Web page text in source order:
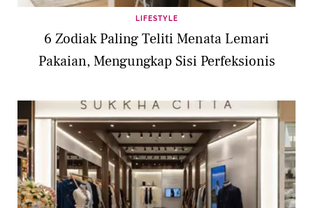
LIFESTYLE
6 Zodiak Paling Teliti Menata Lemari
Pakaian, Mengungkap Sisi Perfeksionis